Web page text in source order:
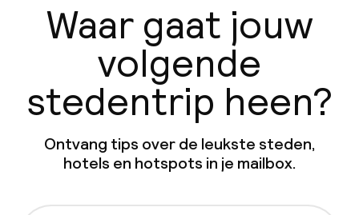
Waar gaat jouw
volgende
stedentrip heen?
Ontvang tips over de leukste steden,
hotels en hotspots in je mailbox.